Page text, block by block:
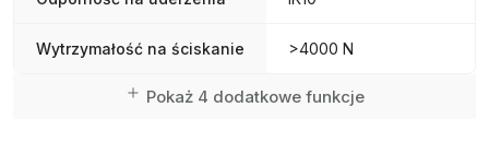
Wytrzymałość na ściskanie >4000 N
Pokaż 4 dodatkowe funkcje